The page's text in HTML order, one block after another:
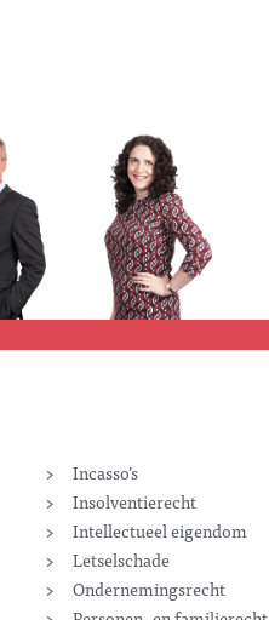
Incasso’s
Insolventierecht
Intellectueel eigendom
Letselschade
Ondernemingsrecht